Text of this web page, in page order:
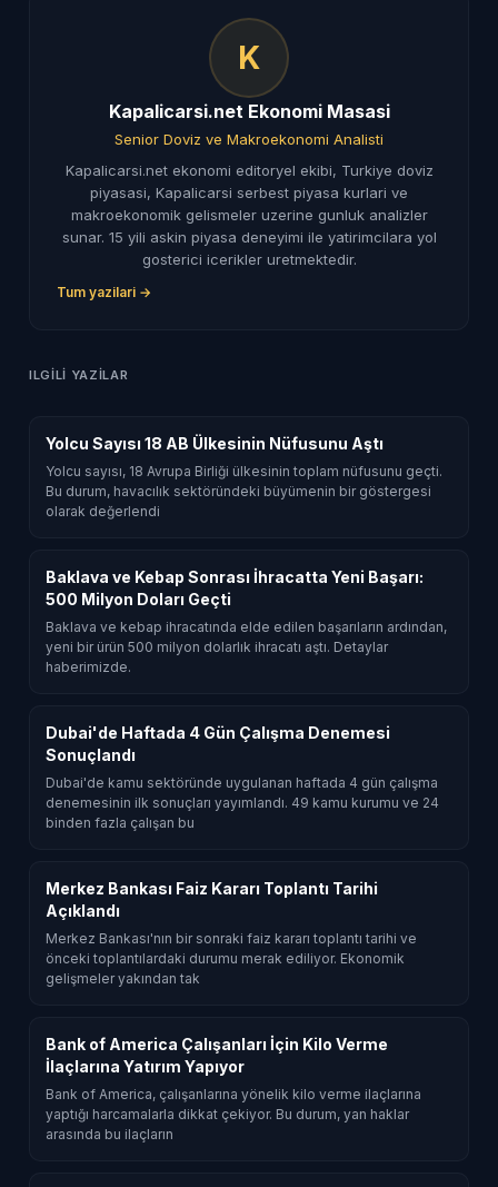
K
Kapalicarsi.net Ekonomi Masasi
Senior Doviz ve Makroekonomi Analisti
Kapalicarsi.net ekonomi editoryel ekibi, Turkiye doviz
piyasasi, Kapalicarsi serbest piyasa kurlari ve
makroekonomik gelismeler uzerine gunluk analizler
sunar. 15 yili askin piyasa deneyimi ile yatirimcilara yol
gosterici icerikler uretmektedir.
Tum yazilari →
ILGILI YAZILAR
Yolcu Sayısı 18 AB Ülkesinin Nüfusunu Aştı
Yolcu sayısı, 18 Avrupa Birliği ülkesinin toplam nüfusunu geçti.
Bu durum, havacılık sektöründeki büyümenin bir göstergesi
olarak değerlendi
Baklava ve Kebap Sonrası İhracatta Yeni Başarı:
500 Milyon Doları Geçti
Baklava ve kebap ihracatında elde edilen başarıların ardından,
yeni bir ürün 500 milyon dolarlık ihracatı aştı. Detaylar
haberimizde.
Dubai'de Haftada 4 Gün Çalışma Denemesi
Sonuçlandı
Dubai'de kamu sektöründe uygulanan haftada 4 gün çalışma
denemesinin ilk sonuçları yayımlandı. 49 kamu kurumu ve 24
binden fazla çalışan bu
Merkez Bankası Faiz Kararı Toplantı Tarihi
Açıklandı
Merkez Bankası'nın bir sonraki faiz kararı toplantı tarihi ve
önceki toplantılardaki durumu merak ediliyor. Ekonomik
gelişmeler yakından tak
Bank of America Çalışanları İçin Kilo Verme
İlaçlarına Yatırım Yapıyor
Bank of America, çalışanlarına yönelik kilo verme ilaçlarına
yaptığı harcamalarla dikkat çekiyor. Bu durum, yan haklar
arasında bu ilaçların